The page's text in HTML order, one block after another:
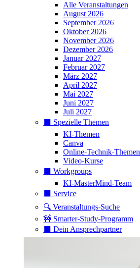
Alle Veranstaltungen
August 2026
September 2026
Oktober 2026
November 2026
Dezember 2026
Januar 2027
Februar 2027
März 2027
April 2027
Mai 2027
Juni 2027
Juli 2027
⬛️ Spezielle Themen
KI-Themen
Canva
Online-Technik-Themen
Video-Kurse
⬛️ Workgroups
KI-MasterMind-Team
⬛️ Service
🔍 Veranstaltungs-Suche
🚧 Smarter-Study-Programm
⬛️ Dein Ansprechpartner